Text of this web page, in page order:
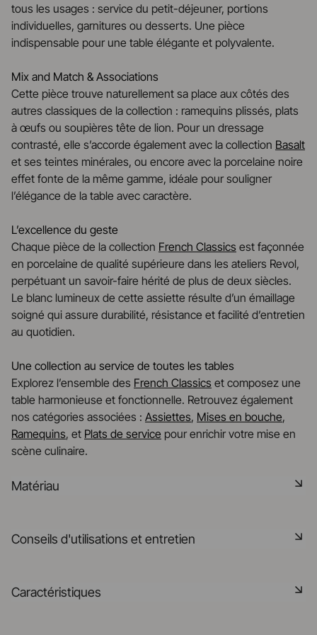
tous les usages : service du petit-déjeuner, portions
individuelles, garnitures ou desserts. Une pièce
indispensable pour une table élégante et polyvalente.
Mix and Match & Associations
Cette pièce trouve naturellement sa place aux côtés des
autres classiques de la collection : ramequins plissés, plats
à œufs ou soupières tête de lion. Pour un dressage
contrasté, elle s’accorde également avec la collection Basalt
et ses teintes minérales, ou encore avec la porcelaine noire
effet fonte de la même gamme, idéale pour souligner
l’élégance de la table avec caractère.
L’excellence du geste
Chaque pièce de la collection French Classics est façonnée
en porcelaine de qualité supérieure dans les ateliers Revol,
perpétuant un savoir-faire hérité de plus de deux siècles.
Le blanc lumineux de cette assiette résulte d’un émaillage
soigné qui assure durabilité, résistance et facilité d’entretien
au quotidien.
Une collection au service de toutes les tables
Explorez l’ensemble des French Classics et composez une
table harmonieuse et fonctionnelle. Retrouvez également
nos catégories associées : Assiettes, Mises en bouche,
Ramequins, et Plats de service pour enrichir votre mise en
scène culinaire.
Matériau
matières premières minérales rigoureusement
chocs thermiques et mécaniques et retient la chaleur. Elle
Conseils d'utilisations et entretien
Caractéristiques